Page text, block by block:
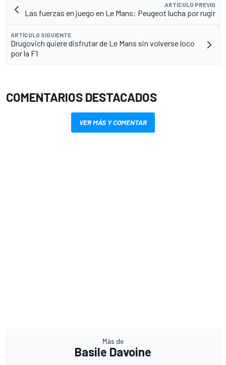
ARTÍCULO PREVIO
Las fuerzas en juego en Le Mans: Peugeot lucha por rugir
ARTÍCULO SIGUIENTE
Drugovich quiere disfrutar de Le Mans sin volverse loco
por la F1
COMENTARIOS DESTACADOS
VER MÁS Y COMENTAR
Más de
Basile Davoine